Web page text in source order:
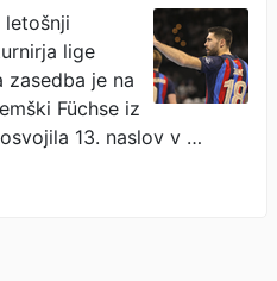
letošnji
lige
zasedba je na
Füchse iz
13. naslov v …